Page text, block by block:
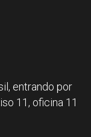
entrando por
11, oficina 11